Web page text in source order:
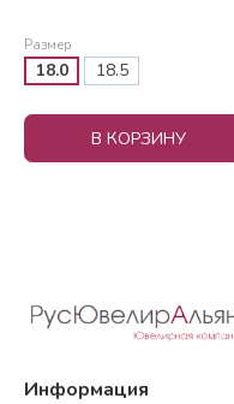
Размер
18.0 18.5
В КОРЗИНУ
Информация